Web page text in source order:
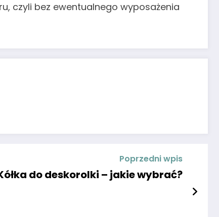
czyli bez ewentualnego wyposażenia
Poprzedni wpis
do deskorolki – jakie wybrać?